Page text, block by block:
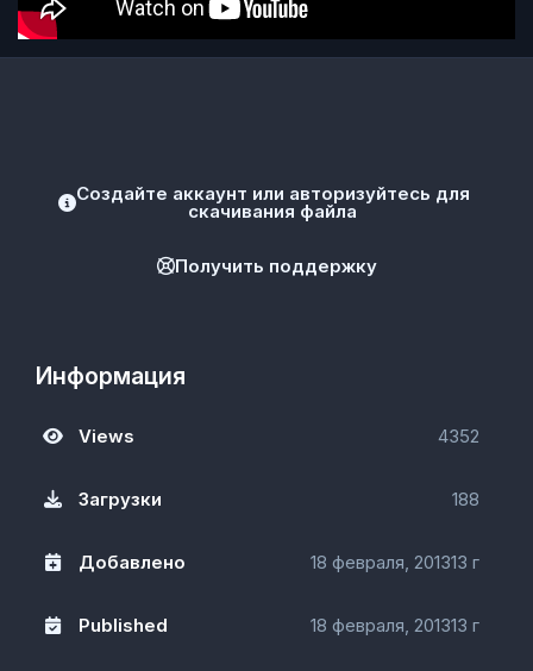
Создайте аккаунт или авторизуйтесь для
скачивания файла
Получить поддержку
Информация
Views 4352
Загрузки 188
Добавлено 18 февраля, 201313 г
Published 18 февраля, 201313 г